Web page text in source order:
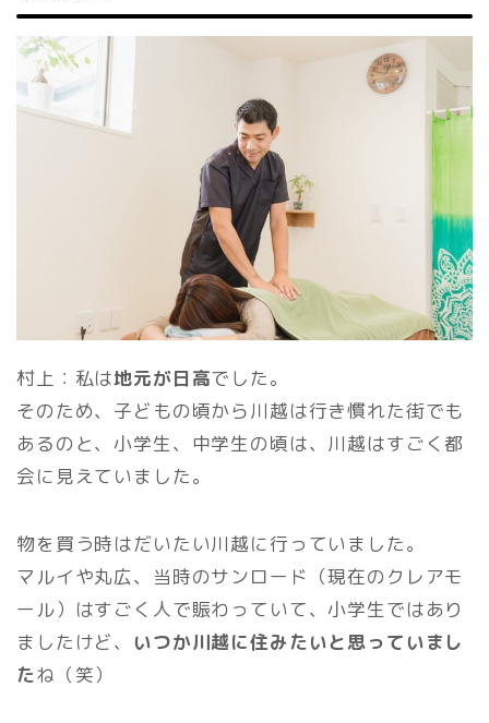
村上：私は地元が日高でした。
そのため、子どもの頃から川越は行き慣れた街でも
あるのと、小学生、中学生の頃は、川越はすごく都
会に見えていました。
物を買う時はだいたい川越に行っていました。
マルイや丸広、当時のサンロード（現在のクレアモ
ール）はすごく人で賑わっていて、小学生ではあり
ましたけど、 いつか川越に住みたいと思っていまし
たね（笑）